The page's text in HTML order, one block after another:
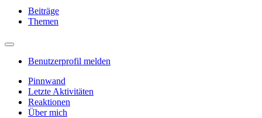
Beiträge
Themen
Benutzerprofil melden
Pinnwand
Letzte Aktivitäten
Reaktionen
Über mich